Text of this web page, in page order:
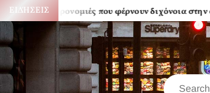
Skip
to
content
ΕΙΔΉΣΕΙΣ
Κληρονομιές που φέρνουν διχόνοια στην
Search